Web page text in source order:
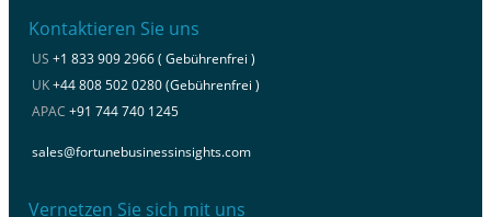
Kontaktieren Sie uns
US +1 833 909 2966 ( Gebührenfrei )
UK+44 808 502 0280 (Gebührenfrei )
APAC +91 744 740 1245
sales@fortunebusinessinsights.com
Vernetzen Sie sich mit uns